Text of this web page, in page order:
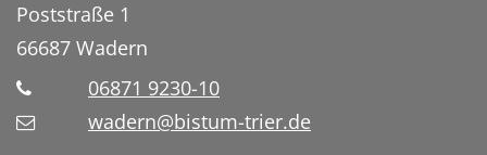
Poststraße 1
66687 Wadern
06871 9230-10
wadern@bistum-trier.de